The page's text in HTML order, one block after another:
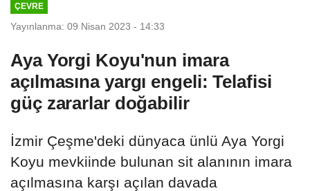
ÇEVRE
Yayınlanma: 09 Nisan 2023 - 14:33
Aya Yorgi Koyu'nun imara
açılmasına yargı engeli: Telafisi
güç zararlar doğabilir
İzmir Çeşme'deki dünyaca ünlü Aya Yorgi
Koyu mevkiinde bulunan sit alanının imara
açılmasına karşı açılan davada